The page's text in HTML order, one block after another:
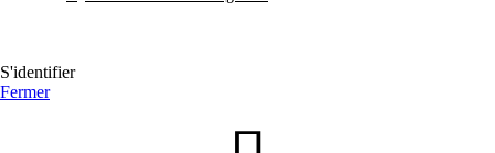
S'identifier
Fermer